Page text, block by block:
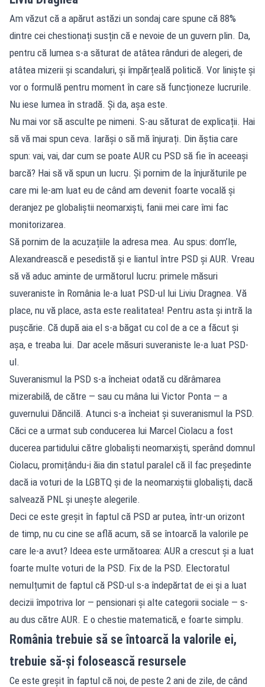
Am văzut că a apărut astăzi un sondaj care spune că 88%
dintre cei chestionați susțin că e nevoie de un guvern plin. Da,
pentru că lumea s-a săturat de atâtea rânduri de alegeri, de
atâtea mizerii și scandaluri, și împărțeală politică. Vor liniște și
vor o formulă pentru moment în care să funcționeze lucrurile.
Nu iese lumea în stradă. Și da, așa este.
Nu mai vor să asculte pe nimeni. S-au săturat de explicații. Hai
să vă mai spun ceva. Iarăși o să mă înjurați. Din ăștia care
spun: vai, vai, dar cum se poate AUR cu PSD să fie în aceeași
barcă? Hai să vă spun un lucru. Și pornim de la înjurăturile pe
care mi le-am luat eu de când am devenit foarte vocală și
deranjez pe globaliștii neomarxiști, fanii mei care îmi fac
monitorizarea.
Să pornim de la acuzațiile la adresa mea. Au spus: dom’le,
Alexandrească e pesedistă și e liantul între PSD și AUR. Vreau
să vă aduc aminte de următorul lucru: primele măsuri
suveraniste în România le-a luat PSD-ul lui Liviu Dragnea. Vă
place, nu vă place, asta este realitatea! Pentru asta și intră la
pușcărie. Că după aia el s-a băgat cu col de a ce a făcut și
așa, e treaba lui. Dar acele măsuri suveraniste le-a luat PSD-
ul.
Suveranismul la PSD s-a încheiat odată cu dărâmarea
mizerabilă, de către — sau cu mâna lui Victor Ponta — a
guvernului Dăncilă. Atunci s-a încheiat și suveranismul la PSD.
Căci ce a urmat sub conducerea lui Marcel Ciolacu a fost
ducerea partidului către globaliști neomarxiști, sperând domnul
Ciolacu, promițându-i ăia din statul paralel că îl fac președinte
dacă ia voturi de la LGBTQ și de la neomarxiștii globaliști, dacă
salvează PNL și unește alegerile.
Deci ce este greșit în faptul că PSD ar putea, într-un orizont
de timp, nu cu cine se află acum, să se întoarcă la valorile pe
care le-a avut? Ideea este următoarea: AUR a crescut și a luat
foarte multe voturi de la PSD. Fix de la PSD. Electoratul
nemulțumit de faptul că PSD-ul s-a îndepărtat de ei și a luat
decizii împotriva lor — pensionari și alte categorii sociale — s-
au dus către AUR. E o chestie matematică, e foarte simplu.
România trebuie să se întoarcă la valorile ei,
trebuie să-și folosească resursele
Ce este greșit în faptul că noi, de peste 2 ani de zile, de când